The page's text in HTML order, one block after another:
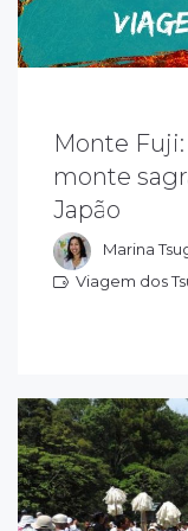
Monte
monte
Japão
Marina
Viagem dos
anos. Hoje é um
por
sagrados e
para escalar o